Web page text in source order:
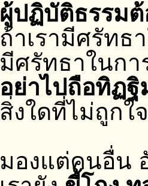
ผู้ปฏิบัติธรรมต้
ถ้าเรามีศรัทธ
มีศรัทธาในกา
อย่าไปถือทิฏ
สิ่งใดที่ไม่ถูกใ
มองแต่คนอื่น